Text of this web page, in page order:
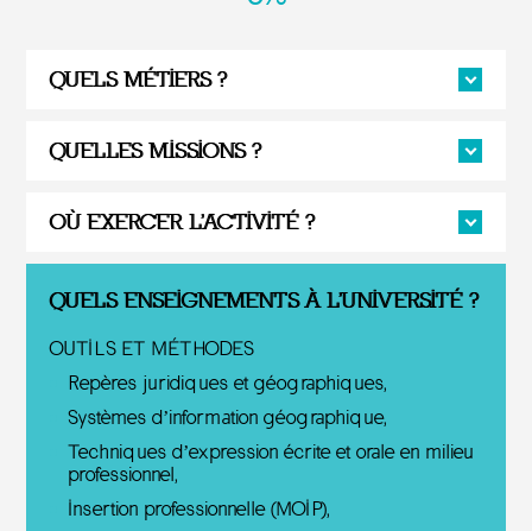
QUELS MÉTIERS ?
QUELLES MISSIONS ?
OÙ EXERCER L'ACTIVITÉ ?
QUELS ENSEIGNEMENTS À L'UNIVERSITÉ ?
OUTILS ET MÉTHODES
Repères juridiques et géographiques,
Systèmes d’information géographique,
Techniques d’expression écrite et orale en milieu
professionnel,
Insertion professionnelle (MOIP),